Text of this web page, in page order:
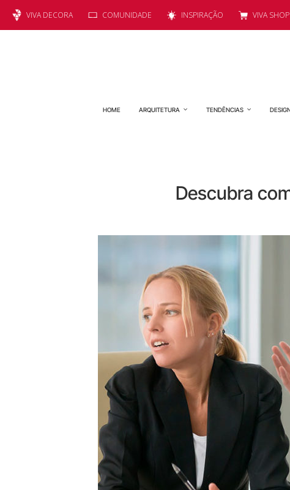
VIVA DECORA COMUNIDADE INSPIRAÇÃO VIVA SHOP
HOME ARQUITETURA TENDÊNCIAS
Descubra